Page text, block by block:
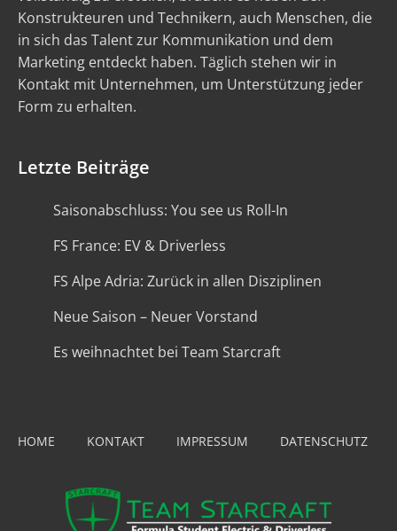
Konstrukteuren und Technikern, auch Menschen, die
in sich das Talent zur Kommunikation und dem
Marketing entdeckt haben. Täglich stehen wir in
Kontakt mit Unternehmen, um Unterstützung jeder
Form zu erhalten.
Letzte Beiträge
Saisonabschluss: You see us Roll-In
FS France: EV & Driverless
FS Alpe Adria: Zurück in allen Disziplinen
Neue Saison – Neuer Vorstand
Es weihnachtet bei Team Starcraft
HOME KONTAKT IMPRESSUM DATENSCHUTZ